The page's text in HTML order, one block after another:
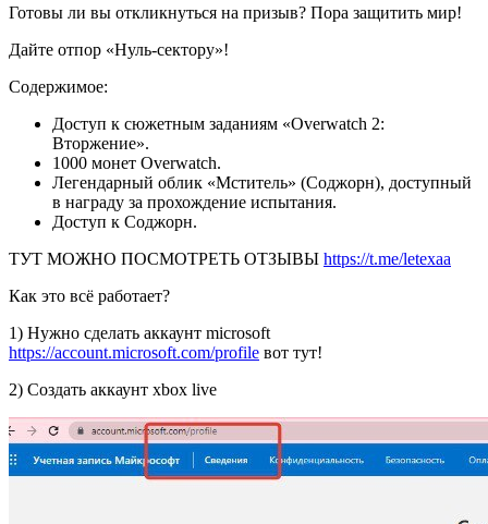
Готовы ли вы откликнуться на призыв? Пора защитить мир!
Дайте отпор «Нуль-сектору»!
Содержимое:
Доступ к сюжетным заданиям «Overwatch 2:
Вторжение».
1000 монет Overwatch.
Легендарный облик «Мститель» (Соджорн), доступный
в награду за прохождение испытания.
Доступ к Соджорн.
ТУТ МОЖНО ПОСМОТРЕТЬ ОТЗЫВЫ https://t.me/letexaa
Как это всё работает?
1) Нужно сделать аккаунт microsoft
https://account.microsoft.com/profile вот тут!
2) Создать аккаунт xbox live